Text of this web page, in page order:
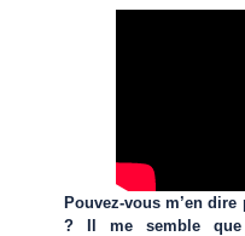
Pouvez-vous m’en
? Il me semble